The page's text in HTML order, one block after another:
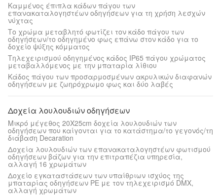
Καμμένος έπιπλα κάδων πάγου των
επανακαταλογηστέων οδηγήσεων για τη χρήση λεσχών
νύχτας
Το χρώμα μεταβλητό φωτίζει τον κάδο πάγου των
οδηγήσεων/το οδηγημένο φως επάνω στον κάδο για το
δοχείο ψύξης κόμματος
Τηλεχειρισμού οδηγημένος κάδος IP65 πάγου χρώματος
μεταβαλλόμενος με την μπαταρία λίθιου
Κάδος πάγου των προσαρμοσμένων ακρυλικών διαφανών
οδηγήσεων με ζωηρόχρωμο φως και δύο λαβές
Δοχεία λουλουδιών οδηγήσεων
Μικρό μέγεθος 20X25cm δοχεία λουλουδιών των
οδηγήσεων που καίγονται για το κατάστημα/το γεγονός/τη
διάβαση Decaration
Δοχεία λουλουδιών των επανακαταλογηστέων φωτισμού
οδηγήσεων βάζων για την επιτραπέζια υπηρεσία,
αλλαγή 16 χρωμάτων
Δοχείο εγκαταστάσεων των υπαίθριων ισχύος της
μπαταρίας οδηγήσεων PE με τον τηλεχειρισμό DMX,
αλλαγή χρωμάτων